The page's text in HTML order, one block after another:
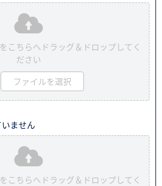
こちらへドラッグ＆ドロップしてく
ださい
ファイルを選択
ません
こちらへドラッグ＆ドロップしてく